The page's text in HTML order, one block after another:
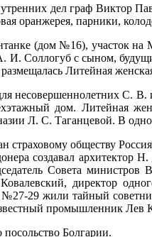
дел граф Виктор
оранжерея, парники,
(дом №16), участок
И. Соллогуб с сыном,
Литейная
несовершеннолетних С.
дом. Литейная
Л. С. Таганцевой. В
страховому обществу
создавал
Совета
директор
29 жили тайный
промышленник
Болгарии.